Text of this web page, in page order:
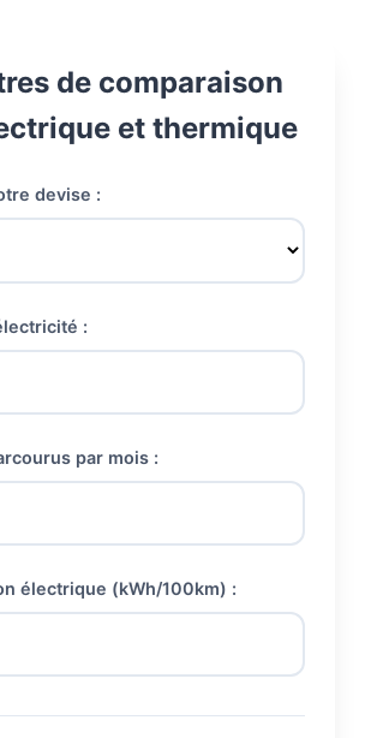
de comparaison
et thermique
devise :
:
par mois :
électrique (kWh/100km) :